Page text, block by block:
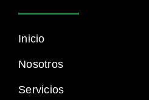
Inicio
Nosotros
Servicios